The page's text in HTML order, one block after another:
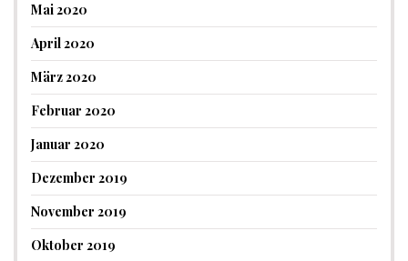
Mai 2020
April 2020
März 2020
Februar 2020
Januar 2020
Dezember 2019
November 2019
Oktober 2019